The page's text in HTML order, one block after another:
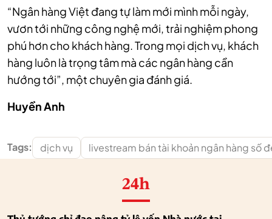
“Ngân hàng Việt đang tự làm mới mình mỗi ngày,
vươn tới những công nghệ mới, trải nghiệm phong
phú hơn cho khách hàng. Trong mọi dịch vụ, khách
hàng luôn là trọng tâm mà các ngân hàng cần
hướng tới”, một chuyên gia đánh giá.
Huyền Anh
Tags: dịch vụ livestream bán tài khoản ngân hàng số
24h